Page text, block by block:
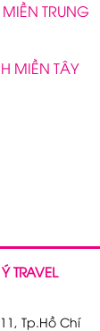
TRUNG
MIỀN TÂY
TRAVEL
Tp.Hồ Chí